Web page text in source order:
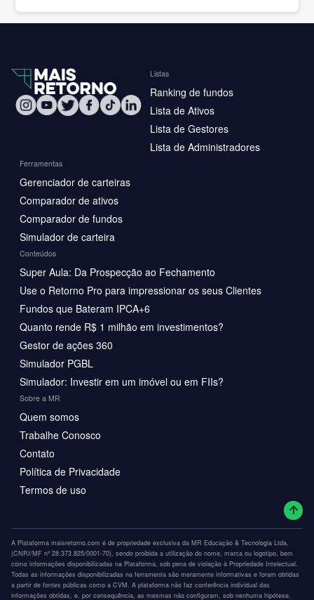
Listas
Ranking de fundos
Lista de Ativos
Lista de Gestores
Lista de Administradores
Ferramentas
Gerenciador de carteiras
Comparador de ativos
Comparador de fundos
Simulador de carteira
Conteúdos
Super Aula: Da Prospecção ao Fechamento
Use o Retorno Pro para impressionar os seus Clientes
Fundos que Bateram IPCA+6
Quanto rende R$ 1 milhão em investimentos?
Gestor de ações 360
Simulador PGBL
Simulador: Investir em um imóvel ou em FIIs?
Sobre a MR
Quem somos
Trabalhe Conosco
Contato
Política de Privacidade
Termos de uso
A Plataforma maisretorno.com é de propriedade exclusiva da MR Educação & Tecnologia Ltda.
(CNPJ/MF nº 28.373.825/0001-70), sendo proibida a utilização do nome, marca ou logotipo, bem
como informações disponibilizadas na Plataforma, sob pena de violação à Propriedade Intelectual.
Todas as informações disponibilizadas na ferramenta são meramente informativas e foram obtidas
a partir de fontes públicas como a CVM. A plataforma não faz conferência individual das
informações obtidas, e, por consequência, as mesmas não configuram, sob nenhuma hipótese,